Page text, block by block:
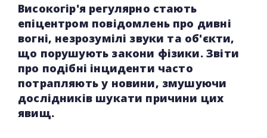
Високогір'я регулярно стають
епіцентром повідомлень про дивні
вогні, незрозумілі звуки та об'єкти,
що порушують закони фізики. Звіти
про подібні інциденти часто
потрапляють у новини, змушуючи
дослідників шукати причини цих
явищ.